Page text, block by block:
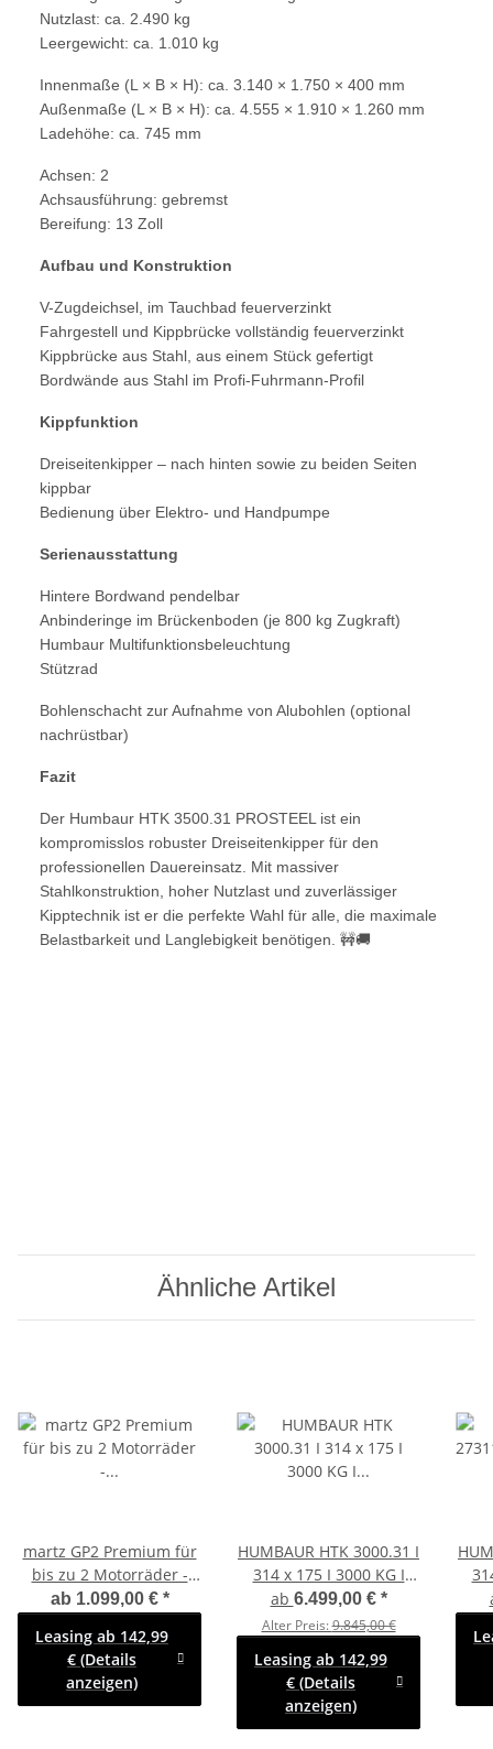
Nutzlast: ca. 2.490 kg
Leergewicht: ca. 1.010 kg
Innenmaße (L × B × H): ca. 3.140 × 1.750 × 400 mm
Außenmaße (L × B × H): ca. 4.555 × 1.910 × 1.260 mm
Ladehöhe: ca. 745 mm
Achsen: 2
Achsausführung: gebremst
Bereifung: 13 Zoll
Aufbau und Konstruktion
V-Zugdeichsel, im Tauchbad feuerverzinkt
Fahrgestell und Kippbrücke vollständig feuerverzinkt
Kippbrücke aus Stahl, aus einem Stück gefertigt
Bordwände aus Stahl im Profi-Fuhrmann-Profil
Kippfunktion
Dreiseitenkipper – nach hinten sowie zu beiden Seiten
kippbar
Bedienung über Elektro- und Handpumpe
Serienausstattung
Hintere Bordwand pendelbar
Anbinderinge im Brückenboden (je 800 kg Zugkraft)
Humbaur Multifunktionsbeleuchtung
Stützrad
Bohlenschacht zur Aufnahme von Alubohlen (optional
nachrüstbar)
Fazit
Der Humbaur HTK 3500.31 PROSTEEL ist ein
kompromisslos robuster Dreiseitenkipper für den
professionellen Dauereinsatz. Mit massiver
Stahlkonstruktion, hoher Nutzlast und zuverlässiger
Kipptechnik ist er die perfekte Wahl für alle, die maximale
Belastbarkeit und Langlebigkeit benötigen. 🚧🚚
Ähnliche Artikel
martz GP2 Premium für
bis zu 2 Motorräder -
kippbarer Motorrad -
Anhänger - 750 kg - 2
Standschienen - Boden
geschlossen mit ALU
Riffelblech - 100 KM/H
ab 1.099,00 € *
Leasing ab 142,99
€ (Details
anzeigen)
HUMBAUR HTK 3000.31 I
314 x 175 I 3000 KG I
Dreiseitenkipper mit E-
Pumpe -
Rampenschacht
ab 6.499,00 € *
Alter Preis:9.845,00 €
Leasing ab 142,99
€ (Details
anzeigen)